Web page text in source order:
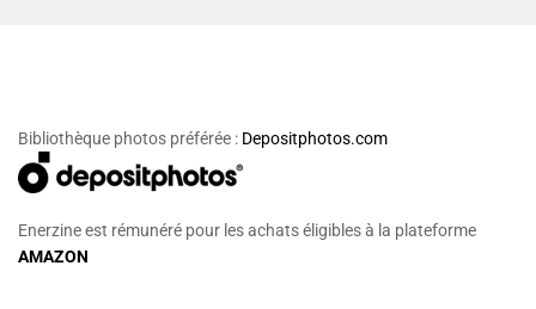
Bibliothèque photos préférée : Depositphotos.com
Enerzine est rémunéré pour les achats éligibles à la plateforme
AMAZON